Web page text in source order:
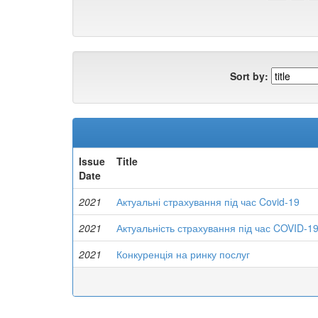
Sort by:
Issue
Date
Title
2021 Актуальні страхування під час Covid-19
2021
Актуальність страхування під час COVID-19
2021
Конкуренція на ринку послуг